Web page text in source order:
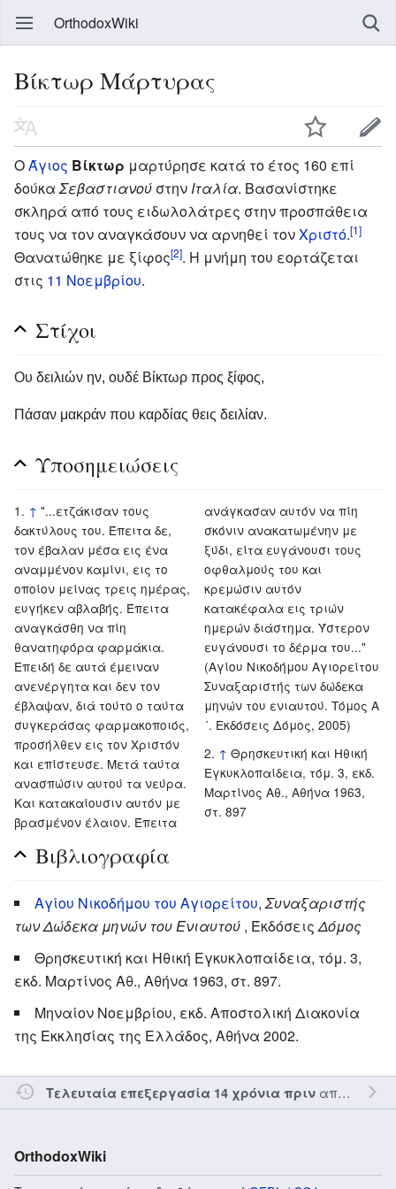
OrthodoxWiki
Βίκτωρ Μάρτυρας
ΟΆγιος Βίκτωρ μαρτύρησε κατά το έτος 160 επί
δούκα Σεβαστιανού στην Ιταλία. Βασανίστηκε
σκληρά από τους ειδωλολάτρες στην προσπάθεια
τους να τον αναγκάσουν να αρνηθεί τονΧριστό.[1]
Θανατώθηκε με ξίφος[2]. Η μνήμη του εορτάζεται
στις 11 Νοεμβρίου.
Στίχοι
Oυ δειλιών ην, ουδέ Bίκτωρ προς ξίφος,
Πάσαν μακράν που καρδίας θεις δειλίαν.
Υποσημειώσεις
↑ "...ετζάκισαν τους
δακτύλους του. Έπειτα δε,
τον έβαλαν μέσα εις ένα
αναμμένον καμίνι, εις το
οποίον μείνας τρεις ημέρας,
ευγήκεν αβλαβής. Έπειτα
αναγκάσθη να πίη
θανατηφόρα φαρμάκια.
Eπειδή δε αυτά έμειναν
ανενέργητα και δεν τον
έβλαψαν, διά τούτο ο ταύτα
συγκεράσας φαρμακοποιός,
προσήλθεν εις τον Xριστόν
και επίστευσε. Mετά ταύτα
ανασπώσιν αυτού τα νεύρα.
Kαι κατακαίουσιν αυτόν με
βρασμένον έλαιον. Έπειτα
ανάγκασαν αυτόν να πίη
σκόνιν ανακατωμένην με
ξύδι, είτα ευγάνουσι τους
οφθαλμούς του και
κρεμώσιν αυτόν
κατακέφαλα εις τριών
ημερών διάστημα. Ύστερον
ευγάνουσι το δέρμα του..."
(Αγίου Νικοδήμου Αγιορείτου
Συναξαριστής των δώδεκα
μηνών του ενιαυτού. Τόμος Α
´. Εκδόσεις Δόμος, 2005)
↑ Θρησκευτική και Ηθική
Εγκυκλοπαίδεια, τόμ. 3, εκδ.
Μαρτίνος Αθ., Αθήνα 1963,
στ. 897
Βιβλιογραφία
Αγίου Νικοδήμου του Αγιορείτου, Συναξαριστής
των Δώδεκα μηνών του Ενιαυτού , Έκδόσεις Δόμος
Θρησκευτική και Ηθική Εγκυκλοπαίδεια, τόμ. 3,
εκδ. Μαρτίνος Αθ., Αθήνα 1963, στ. 897.
Μηναίον Νοεμβρίου, εκδ. Αποστολική Διακονία
της Εκκλησίας της Ελλάδος, Αθήνα 2002.
Τελευταία επεξεργασία 14 χρόνια πριναπό τον την
OrthodoxWiki